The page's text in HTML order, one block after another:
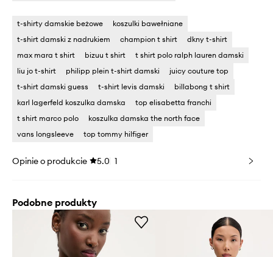
t-shirty damskie beżowe
koszulki bawełniane
t-shirt damski z nadrukiem
champion t shirt
dkny t-shirt
max mara t shirt
bizuu t shirt
t shirt polo ralph lauren damski
liu jo t-shirt
philipp plein t-shirt damski
juicy couture top
t-shirt damski guess
t-shirt levis damski
billabong t shirt
karl lagerfeld koszulka damska
top elisabetta franchi
t shirt marco polo
koszulka damska the north face
vans longsleeve
top tommy hilfiger
Opinie o produkcie 5.0 1
Podobne produkty